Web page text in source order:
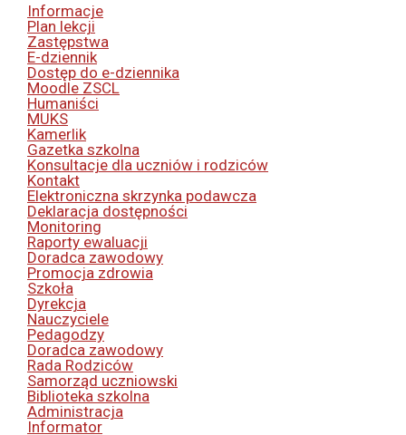
Informacje
Plan lekcji
Zastępstwa
E-dziennik
Dostęp do e-dziennika
Moodle ZSCL
Humaniści
MUKS
Kamerlik
Gazetka szkolna
Konsultacje dla uczniów i rodziców
Kontakt
Elektroniczna skrzynka podawcza
Deklaracja dostępności
Monitoring
Raporty ewaluacji
Doradca zawodowy
Promocja zdrowia
Szkoła
Dyrekcja
Nauczyciele
Pedagodzy
Doradca zawodowy
Rada Rodziców
Samorząd uczniowski
Biblioteka szkolna
Administracja
Informator